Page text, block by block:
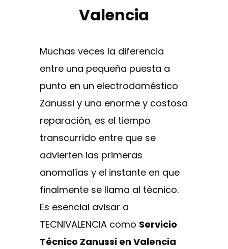
Valencia
Muchas veces la diferencia
entre una pequeña puesta a
punto en un electrodoméstico
Zanussi y una enorme y costosa
reparación, es el tiempo
transcurrido entre que se
advierten las primeras
anomalías y el instante en que
finalmente se llama al técnico.
Es esencial avisar a
TECNIVALENCIA como Servicio
Técnico Zanussi en Valencia